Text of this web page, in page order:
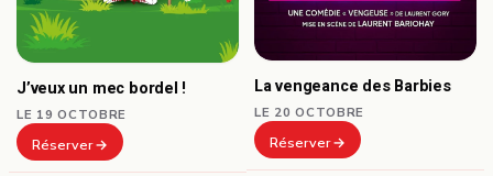
J’veux un mec bordel !
LE 19 OCTOBRE
Réserver
La vengeance des Barbies
LE 20 OCTOBRE
Réserver